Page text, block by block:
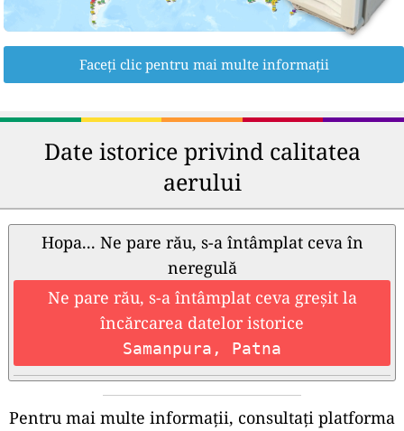
Faceți clic pentru mai multe informații
Date istorice privind calitatea
aerului
Hopa... Ne pare rău, s-a întâmplat ceva în
neregulă
Ne pare rău, s-a întâmplat ceva greșit la
încărcarea datelor istorice
Samanpura, Patna
Pentru mai multe informații, consultați platforma